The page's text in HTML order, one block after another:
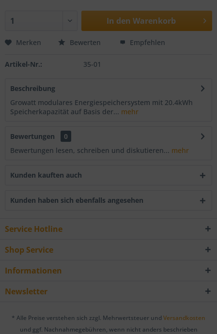
In den Warenkorb
Merken Bewerten Empfehlen
Artikel-Nr.: 35-01
Beschreibung
Growatt modulares Energiespeichersystem mit 20.4kWh
Speicherkapazität auf Basis der... mehr
Bewertungen
0
Bewertungen lesen, schreiben und diskutieren... mehr
Kunden kauften auch
Kunden haben sich ebenfalls angesehen
Service Hotline
Shop Service
Informationen
Newsletter
* Alle Preise verstehen sich zzgl. Mehrwertsteuer und Versandkosten
und ggf. Nachnahmegebühren, wenn nicht anders beschrieben